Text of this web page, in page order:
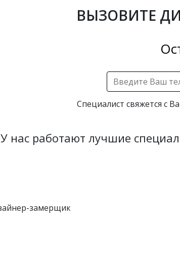
ВЫЗОВИТЕ
Специалист свяжется с
У нас работают лучшие